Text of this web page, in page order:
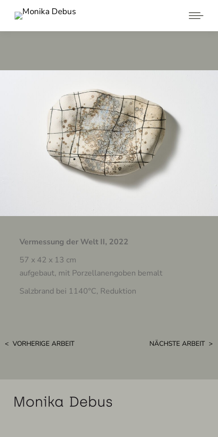
Vermessung der Welt II, 2022
57 x 42 x 13 cm
aufgebaut, mit Porzellanengoben bemalt
Salzbrand bei 1140°C, Reduktion
< VORHERIGE ARBEIT NÄCHSTE ARBEIT >